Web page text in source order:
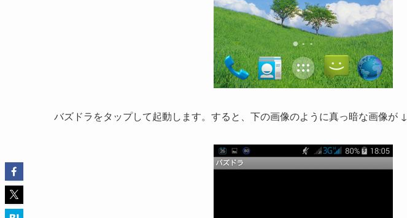
バズドラをタップして起動します。すると、下の画像のように真っ暗な画像が ↓